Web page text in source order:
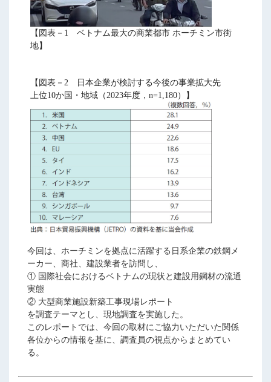
【図表－1 ベトナム最大の商業都市 ホーチミン市街
地】
【図表－2 日本企業が検討する今後の事業拡大先
上位10か国・地域（2023年度，n=1,180）】
今回は、ホーチミンを拠点に活躍する日系企業の鉄鋼メ
ーカー、商社、建設業者を訪問し、
① 国際社会におけるベトナムの現状と建設用鋼材の流通
実態
② 大型商業施設新築工事現場レポート
を調査テーマとし、現地調査を実施した。
このレポートでは、今回の取材にご協力いただいた関係
各位からの情報を基に、調査員の視点からまとめてい
る。